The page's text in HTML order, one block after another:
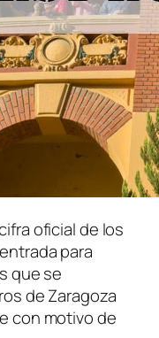
oficial de los
para
que se
de Zaragoza
con motivo de